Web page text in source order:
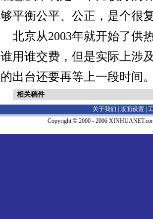
够平衡公平、公正，是个很
北京从2003年就开始了供
谁用谁交费，但是实际上涉
的出台还要再等上一段时间
相关稿件
关于我们 | 版面设置
Copyright © 2000 - 2006